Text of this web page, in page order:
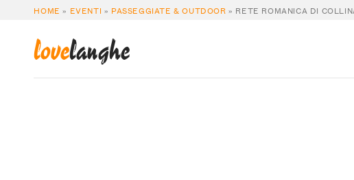
HOME » EVENTI » PASSEGGIATE & OUTDOOR » RETE ROMANICA DI
lovelanghe